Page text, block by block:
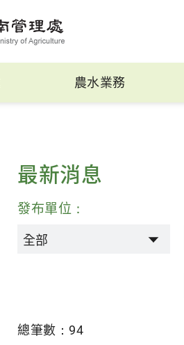
農水業務
最新消息
發布單位：
總筆數： 94